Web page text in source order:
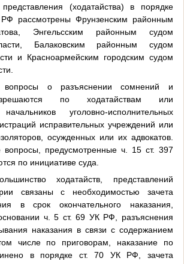
представления (ходатайства) в порядке
рассмотрены Фрунзенским районным
Энгельсским районным судом
Балаковским районным судом
и Красноармейским городским судом
вопросы о разъяснении сомнений и
по ходатайствам или
уголовно-исполнительных
исправительных учреждений или
осужденных или их адвокатов.
вопросы, предусмотренные ч. 15 ст. 397
по инициативе суда.
ходатайств, представлений
связаны с необходимостью зачета
в срок окончательного наказания,
ч. 5 ст. 69 УК РФ, разъяснения
наказания в связи с содержанием
числе по приговорам, наказание по
в порядке ст. 70 УК РФ, зачета